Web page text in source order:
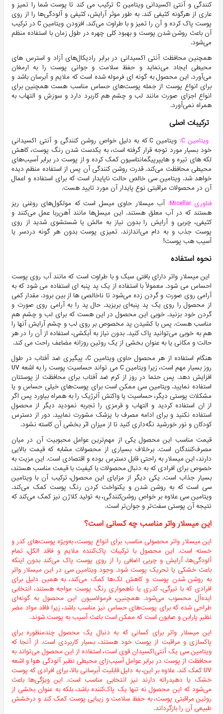
کنندگی و آنتی اکسیدانی ویتامین C ترکیب می کند تا پوست شما را تمیز و
عاری از هرگونه کثیفی کند. به طور موثر آرایش، کثیفی و آلودگی‌ها را از روی
پوست پاک کرده و آن را تمیز و با طراوت می‌کند. افزودن ویتامین C در ترکیب
آن باعث روشن شدن پوست و بهبود کلی چهره در طول زمان با استفاده منظم
می‌شود.
همچنین محافظت آنتی اکسیدانی در برابر رادیکال‌های آزاد و استرس های
محیطی ایجاد می‌نماید و حفظ سلامت و جوانی پوست را به ارمغان
می‌آورد. این محصول به گونه ای فرموله شده است که ملایم و آبرسان باشد و
برای انواع پوست از جمله پوست‌های حساس مناسب هست همچنین برای
انواع اجزای صورت مانند لب و چشم هم کاربرد دارد و سوزش و التهاب به
همراه نمی‌آورد.
ترکیبات اصلی
ویتامین C:
ویتامین C که به دلیل خواص روشن کنندگی و آنتی اکسیدانی
خود بسیار مورد توجه قرار گرفته است، به یکدست شدن رنگ پوست، کاهش
لکه های تیره و هایپرپیگمانتاسیون کمک کرده و از پوست در برابر آسیب‌های
محیطی محافظت می‌کند. قدرت روشن کنندگی آن پس از استفاده منظم دیده
خواهد شد. ویتامین سی خالص حالت ناپایدار است که برای استفاده و اعمال
آن در محصولات مراقبتی نوع پایدار آن مورد تایید هست.
فناوری Micellar:
آب میسلار حاوی میسل است که مولکول‌های روغنی ریز
هستند که در آب معلق هستند. این میسل‌ها مانند آهن‌ربا عمل می‌کنند و
کثیفی، چربی و آرایش را بدون نیاز به مالش یا شستشوی شدید از روی
پوست جذب و به دام می‌اندازند. تمیزی پوست بدون هر گونه دردسر یا
آسیب هب پوست!
نحوه استفاده
این میسلار واتر دارای بافتی سبک و با طراوت است که مانند آب روی پوست
احساس می شود. معمولاً با استفاده از یک پد پنبه ای استفاده می شود که به
آرامی روی صورت و گردن زده می‌شود تا ناخالصی ها از بین برود. مقدار کمی
از محصول را روی یک پد پنبه‌ای بریزید. حال پد را به آرامی روی صورت و
گردن خود بزنید. خوبی این محصول در این هست که برای لب و چشم هم
مناسب هست. پس با کشیدن پد مخصوص بر روی لب و چشم آرایش آنها را
هم به خوبی می‌توانید پاک کنید. بدون نیاز به آبکشی، استفاده از آن را در هر
حالت و مکانی یا به عنوان بخشی از یک روتین روزانه مضاعف راحت می کند.
هنگام استفاده از هر محصول حاوی ویتامین C، پیگیری ضد آفتاب در طول
روز بسیار مهم است، زیرا ویتامین C می تواند حساسیت پوست را به اشعه UV
افزایش دهد. پس حتما در روز از کرم ضد آفتاب برای محافظت از پوستتان
استفاده نمایید. ویتامین سی ممکن است برای پوست‌های خیلی حساس و یا
مشکلات پوستی دیگر، حساسیت یا واکنش آلرژیک را به همراه بیاورد پس اگر
از ان استفاده کردید و التهاب و قرمزی را تجربه نمودید دیگر از محصول
استفاده نکنید و برای ادامه مصرف با پزشک مشورت نمایید. دور از دسترس
کودکان و نور خورشید نگه‌داری کنید تا از میزان اثر بخشی آن کاسته نشود.
قیمت مناسب این محصول یکی از مهم‌ترین عوامل محبوبیت آن در میان
مصرف‌کنندگان است. برخلاف بسیاری از محصولات مشابه که قیمت بالایی
دارند، این میسلار به راحتی قابل دسترس بوده و اقتصادی است. این مزیت به
خصوص برای افرادی که به دنبال محصولات با کیفیت با قیمت مناسب هستند،
بسیار جذاب است. یکی دیگر از مزایای این محصول، ترکیب آن با ویتامین
سی است که به روشن شدن و یکنواخت کردن رنگ پوست کمک می‌کند.
ویتامین سی علاوه بر خواص روشن‌کنندگی، به تولید کلاژن نیز کمک می‌کند که
نتیجه آن پوستی سفت‌تر و جوان‌تر است.
این میسلار واتر مناسب چه کسانی است؟
این میسلار واتر محصولی مناسب برای انواع پوست، به‌ویژه پوست‌های کدر و
خسته است. این محصول با ترکیبات پاک‌کننده ملایم و فاقد الکل، تمام
آلودگی‌ها، آرایش و چربی اضافی را از روی پوست پاک می‌کند بدون اینکه
باعث خشکی یا تحریک پوست شود. وجود ویتامین سی در این میسلار واتر
به روشن شدن پوست و کاهش لک‌ها کمک می‌کند، به همین دلیل برای
افرادی که با تیرگی، کدری یا ناهمواری رنگ پوست مواجه هستند، انتخابی
ایده‌آل محسوب می‌شود. همچنین، فرمولاسیون این محصول به گونه‌ای
طراحی شده که برای پوست‌های حساس نیز مناسب باشد، زیرا فاقد مواد مضر
نظیر پارابن و صابون است که ممکن است باعث آسیب به پوست شوند.
این میسلار واتر برای کسانی که به دنبال یک محصول چندمنظوره برای
پاکسازی و مراقبت از پوست خود هستند، بسیار کاربردی است. از آنجا که
ویتامین سی یک آنتی‌اکسیدان قوی است، استفاده از این محصول می‌تواند به
محافظت از پوست در برابر عوامل آسیب‌زای محیطی نظیر آلودگی هوا و اشعه
UV کمک کند. علاوه بر این، به دلیل قابلیت آبرسانی بالا، برای افرادی که پوست
خشک یا دهیدراته دارند نیز انتخابی مناسب است. این ویژگی‌ها باعث
می‌شود که این محصول نه تنها یک پاک‌کننده باشد، بلکه به عنوان بخشی از
روتین مراقبتی پوست، به حفظ سلامت و زیبایی پوست کمک کند و درخشش
طبیعی آن را بازگرداند.